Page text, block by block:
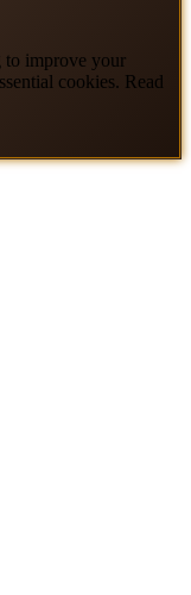
to improve your
cookies. Read